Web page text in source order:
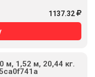
1137.32
м, 1,52 м, 20,44 кг.